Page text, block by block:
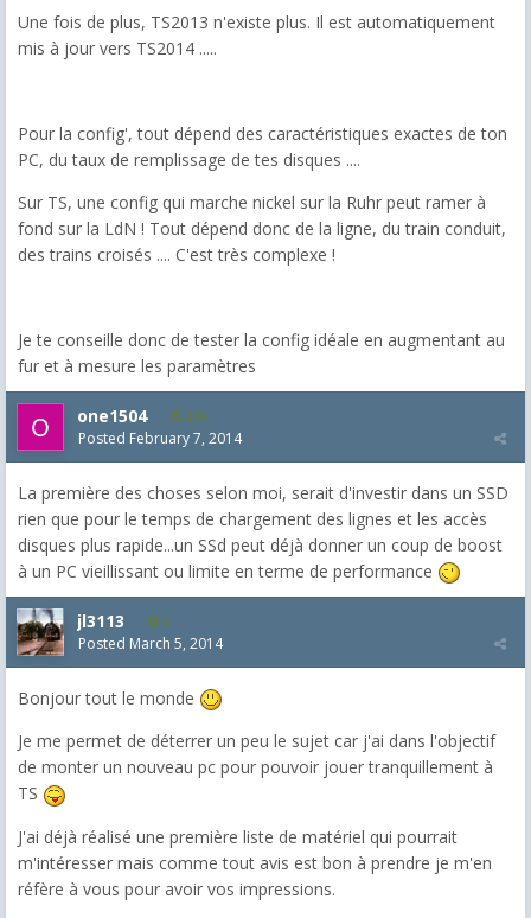
Une fois de plus, TS2013 n'existe plus. Il est automatiquement
mis à jour vers TS2014 .....
Pour la config', tout dépend des caractéristiques exactes de ton
PC, du taux de remplissage de tes disques ....
Sur TS, une config qui marche nickel sur la Ruhr peut ramer à
fond sur la LdN ! Tout dépend donc de la ligne, du train conduit,
des trains croisés .... C'est très complexe !
Je te conseille donc de tester la config idéale en augmentant au
fur et à mesure les paramètres
one1504 236
Posted February 7, 2014
La première des choses selon moi, serait d'investir dans un SSD
rien que pour le temps de chargement des lignes et les accès
disques plus rapide...un SSd peut déjà donner un coup de boost
à un PC vieillissant ou limite en terme de performance
jl3113 8
Posted March 5, 2014
Bonjour tout le monde
Je me permet de déterrer un peu le sujet car j'ai dans l'objectif
de monter un nouveau pc pour pouvoir jouer tranquillement à
TS
J'ai déjà réalisé une première liste de matériel qui pourrait
m'intéresser mais comme tout avis est bon à prendre je m'en
réfère à vous pour avoir vos impressions.